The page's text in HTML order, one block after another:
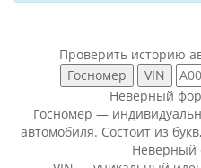
Проверить историю
Неверный
Госномер —
автомобиля. Состоит из
Неверный